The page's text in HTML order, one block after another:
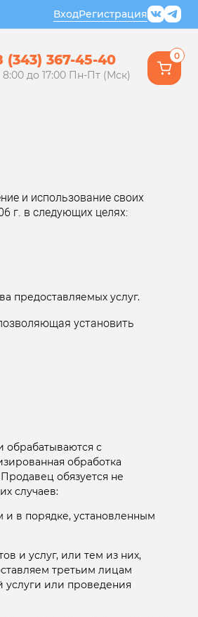
ВходРегистрация
(343) 367-45-40
8:00 до 17:00 Пн-Пт (Мск)
0
и использование своих
г. в следующих целях:
предоставляемых услуг.
установить
обрабатываются с
обработка
обязуется не
случаев:
и в порядке, установленным
и услуг, или тем из них,
третьим лицам
услуги или проведения